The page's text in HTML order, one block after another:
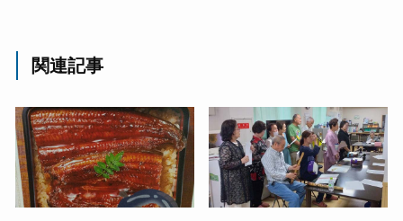
関連記事